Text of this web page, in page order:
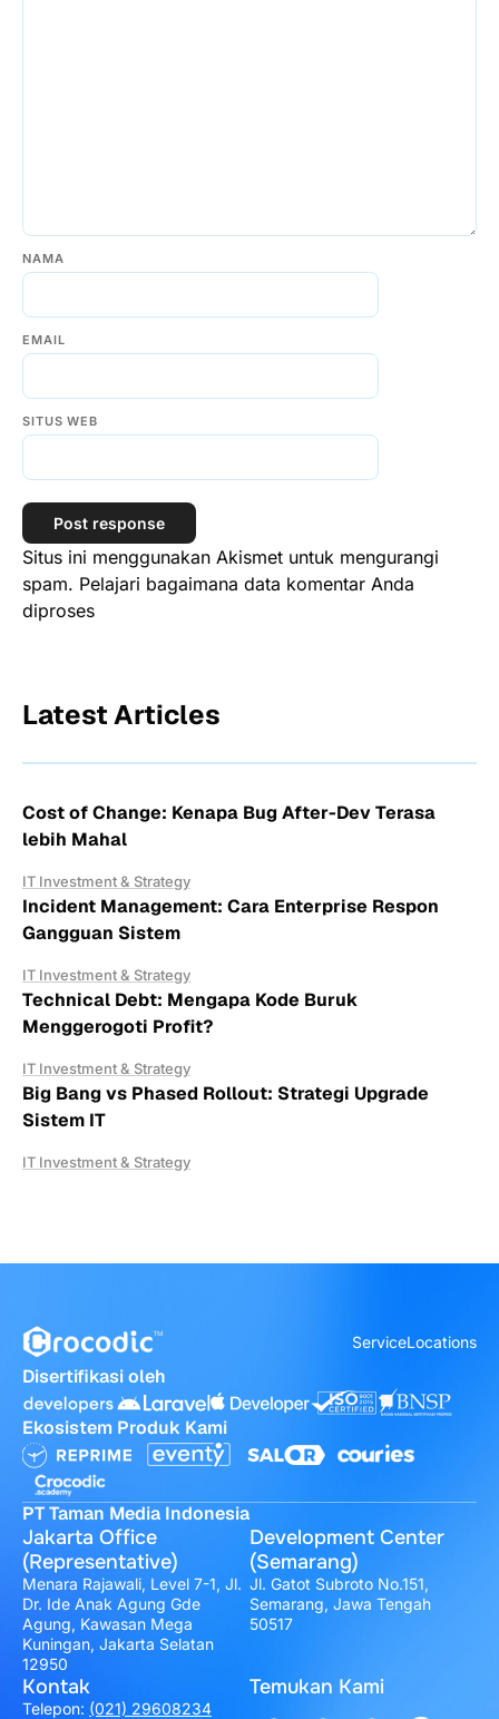
NAMA
EMAIL
SITUS WEB
Situs ini menggunakan Akismet untuk mengurangi
spam. Pelajari bagaimana data komentar Anda
diproses
Latest Articles
Cost of Change: Kenapa Bug After-Dev Terasa
lebih Mahal
IT Investment & Strategy
Incident Management: Cara Enterprise Respon
Gangguan Sistem
IT Investment & Strategy
Technical Debt: Mengapa Kode Buruk
Menggerogoti Profit?
IT Investment & Strategy
Big Bang vs Phased Rollout: Strategi Upgrade
Sistem IT
IT Investment & Strategy
ServiceLocations
Disertifikasi oleh
Ekosistem Produk Kami
PT Taman Media Indonesia
Jakarta Office
(Representative)
Menara Rajawali, Level 7-1, Jl.
Dr. Ide Anak Agung Gde
Agung, Kawasan Mega
Kuningan, Jakarta Selatan
12950
Development Center
(Semarang)
Jl. Gatot Subroto No.151,
Semarang, Jawa Tengah
50517
Kontak
Telepon: (021) 29608234
Temukan Kami